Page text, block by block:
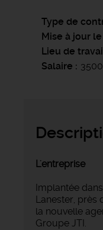
Type de
Mise à jour le
Lieu de
Salaire
L'entreprise
Implantée
Lanester, près
la nouvelle
Groupe JTI.